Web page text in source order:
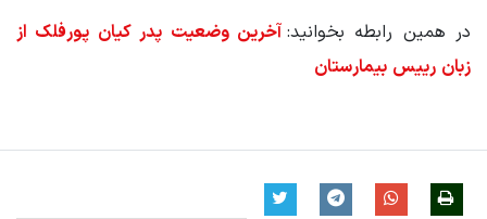
در همین رابطه بخوانید: آخرین وضعیت پدر کیان پورفلک از
زبان رییس بیمارستان